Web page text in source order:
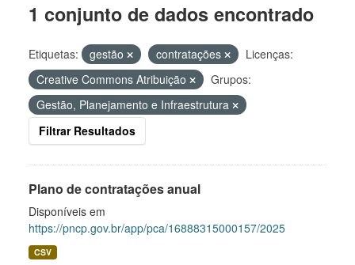
1 conjunto de dados encontrado
Etiquetas: gestão contratações
Licenças:
Creative Commons Atribuição
Grupos:
Gestão, Planejamento e Infraestrutura
Filtrar Resultados
Plano de contratações anual
Disponíveis em
https://pncp.gov.br/app/pca/16888315000157/2025
CSV